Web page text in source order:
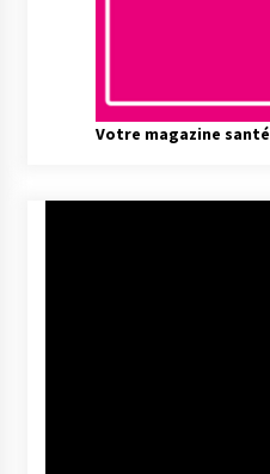
Votre magazine santé